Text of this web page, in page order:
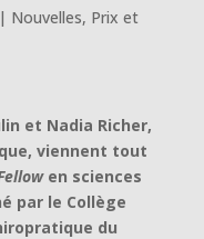
Nouvelles, Prix et
et Nadia Richer,
viennent tout
en sciences
par le Collège
du